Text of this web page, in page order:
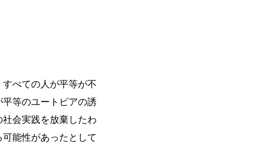
べての人が平等が不
等のユートピアの誘
会実践を放棄したわ
能性があったとして